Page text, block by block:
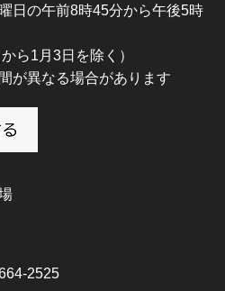
日の午前8時45分から午後5時
ら1月3日を除く）
が異なる場合があります
2525